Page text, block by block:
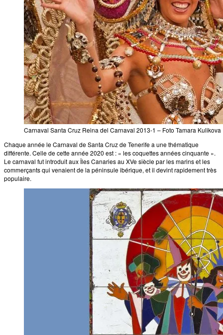
Carnaval Santa Cruz Reina del Carnaval 2013-1 – Foto Tamara Kulikova
Chaque année le Carnaval de Santa Cruz de Tenerife a une thématique
différente. Celle de cette année 2020 est : « les coquettes années cinquante ».
Le carnaval fut introduit aux Îles Canaries au XVe siècle par les marins et les
commerçants qui venaient de la péninsule ibérique, et il devint rapidement très
populaire.